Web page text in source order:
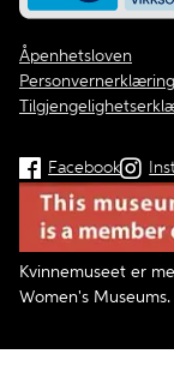
Åpenhetsloven
Facebook
Kvinnemuseet er
Women's Museums.